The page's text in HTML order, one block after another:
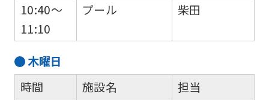
10:40～
11:10
プール
柴田
木曜日
時間
施設名
担当